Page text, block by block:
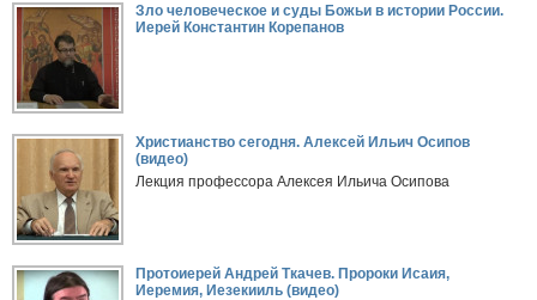
Зло человеческое и суды Божьи в истории России.
Иерей Константин Корепанов
Христианство сегодня. Алексей Ильич Осипов
(видео)
Лекция профессора Алексея Ильича Осипова
Протоиерей Андрей Ткачев. Пророки Исаия,
Иеремия, Иезекииль (видео)